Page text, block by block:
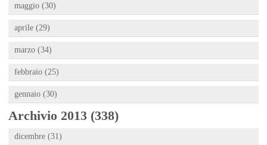
maggio (30)
aprile (29)
marzo (34)
febbraio (25)
gennaio (30)
Archivio 2013 (338)
dicembre (31)